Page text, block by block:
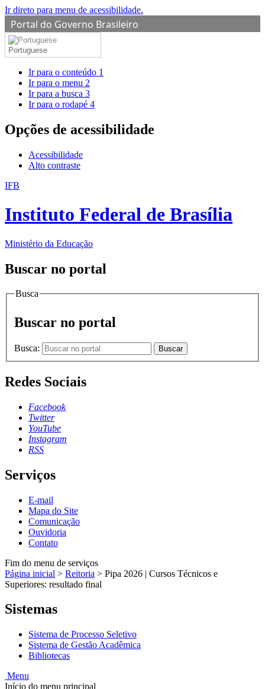
Ir direto para menu de acessibilidade.
Portal do Governo Brasileiro
Portuguese
Ir para o conteúdo 1
Ir para o menu 2
Ir para a busca 3
Ir para o rodapé 4
Opções de acessibilidade
Acessibilidade
Alto contraste
IFB
Instituto Federal de Brasília
Ministério da Educação
Buscar no portal
Busca
Buscar no portal
Busca: Buscar
Redes Sociais
Facebook
Twitter
YouTube
Instagram
RSS
Serviços
E-mail
Mapa do Site
Comunicação
Ouvidoria
Contato
Fim do menu de serviços
Página inicial > Reitoria > Pipa 2026 | Cursos Técnicos e
Superiores: resultado final
Sistemas
Sistema de Processo Seletivo
Sistema de Gestão Acadêmica
Bibliotecas
Menu
Início do menu principal